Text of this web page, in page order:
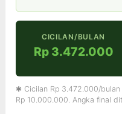
CICILAN/BULAN
Rp 3.472.000
✱ Cicilan Rp 3.472.000/
Rp 10.000.000. Angka final